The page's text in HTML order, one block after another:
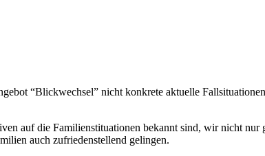
“Blickwechsel” nicht konkrete aktuelle
auf die Familienstituationen bekannt sind, wir nicht
auch zufriedenstellend gelingen.